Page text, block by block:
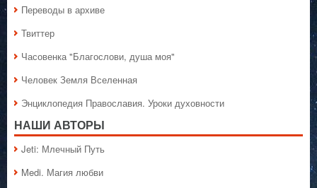
Переводы в архиве
Твиттер
Часовенка "Благослови, душа моя"
Человек Земля Вселенная
Энциклопедия Православия. Уроки духовности
НАШИ АВТОРЫ
Jeti: Млечный Путь
Medi. Магия любви